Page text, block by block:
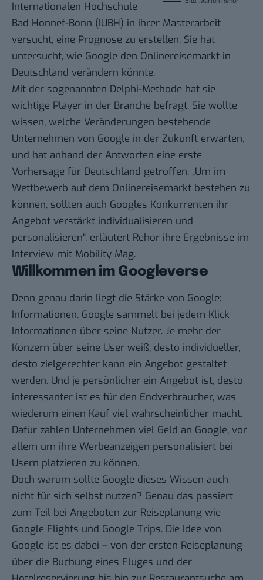
Internationalen Hochschule
Bad Honnef-Bonn (IUBH) in ihrer Masterarbeit
versucht, eine Prognose zu erstellen. Sie hat
untersucht, wie Google den Onlinereisemarkt in
Deutschland verändern könnte.
Mit der sogenannten Delphi-Methode hat sie
wichtige Player in der Branche befragt. Sie wollte
wissen, welche Veränderungen bestehende
Unternehmen von Google in der Zukunft erwarten,
und hat anhand der Antworten eine erste
Vorhersage für Deutschland getroffen. „Um im
Wettbewerb auf dem Onlinereisemarkt bestehen zu
können, sollten auch Googles Konkurrenten ihr
Angebot verstärkt individualisieren und
personalisieren“, erläutert Rehor ihre Ergebnisse im
Interview mit Mobility Mag.
Willkommen im Googleverse
Denn genau darin liegt die Stärke von Google:
Informationen. Google sammelt bei jedem Klick
Informationen über seine Nutzer. Je mehr der
Konzern über seine User weiß, desto individueller,
desto zielgerechter kann ein Angebot gestaltet
werden. Und je persönlicher ein Angebot ist, desto
interessanter ist es für den Endverbraucher, was
wiederum einen Kauf viel wahrscheinlicher macht.
Dafür zahlen Unternehmen viel Geld an Google, vor
allem um ihre Werbeanzeigen personalisiert bei
Usern platzieren zu können.
Doch warum sollte Google dieses Wissen auch
nicht für sich selbst nutzen? Genau das passiert
zum Teil bei Angeboten zur Reiseplanung wie
Google Flights und Google Trips. Die Idee von
Google ist es dabei – von der ersten Reiseplanung
über die Buchung eines Fluges und der